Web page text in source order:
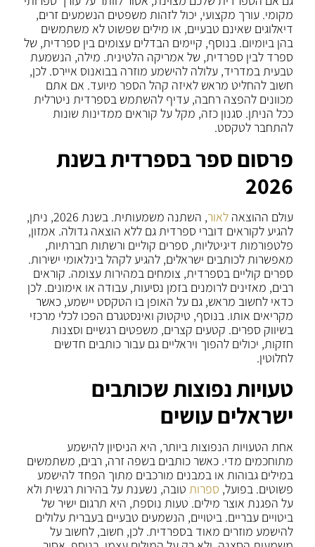
מקומי. עורך מקצועי, יכול לזהות משפטים הנשמעים זרים,
דיאלוגים שאינם טבעיים, או מילים שפשוט לא משתמשים
בהן ביומיום. בנוסף, קיימים הבדלים עצומים בין ספרדית, של
ספרד לבין ספרדית, של אמריקה הלטינית. מילה, הנשמעת
טבעית במדריד, עלולה להישמע מוזרה בבואנוס איירס. לכן,
חשוב להחליט מראש לאיזה קהל הספר מיועד. אם אתם
מכוונים להפצה רחבה, עדיף להשתמש בספרדית ניטרלית
ככל הניתן. סגנון כזה, מקל על קוראים ממדינות שונות
להתחבר לטקסט.
פרסום ספר בספרדית בשנת
2026
עולם ההוצאהלאור
, השתנה משמעותית. בשנת 2026, ניתן,
להגיע לקוראים דוברי ספרדית גם ללא הוצאה גדולה. אמזון,
פלטפורמות דיגיטליות, ספרים קוליים ורשתות חברתיות,
מאפשרות לכותבים ישראלים, להגיע לקהל בינלאומי ישירות.
ספרים קוליים בספרדית, צומחים במהירות עצומה. קוראים
רבים, מאזינים לרומנים בזמן נסיעות, עבודה או אימונים. לכן
כדאי לחשוב מראש, גם על האופן בו הטקסט יישמע, כאשר
מקריאים אותו. בנוסף, טיקטוק ואינסטגרם הפכו לכלי מרכזי
בשיווק ספרים. קטעים קצרים, משפטים רגשיים וסצנות
חזקות, יכולים להפוך ויראליים גם עבור כותבים חדשים
לחלוטין.
טעויות נפוצות שכותבים
ישראלים עושים
אחת הטעויות הנפוצות ביותר, היא הניסיון להישמע
מתוחכמים מדי. כאשר כותבים בשפה זרה, רבים, משתמשים
במילים גבוהות או במבנים מורכבים מתוך הפחד להישמע
פשוטים. בפועל, ספרות טובה, נשענת על בהירות רגשית ולא
על הפגנת אוצר מילים. טעות נוספת, היא תרגום ישיר של
ביטויים עבריים. ביטויים, הנשמעים טבעיים בעברית עלולים
להישמע מוזרים מאוד בספרדית. לכן, חשוב, לחשוב על